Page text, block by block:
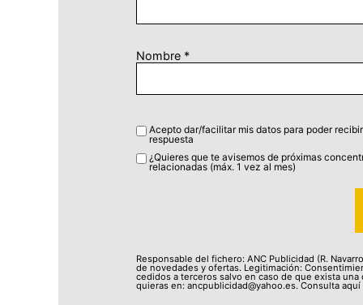
Nombre *
Acepto dar/facilitar mis datos para poder recibir
respuesta
¿Quieres que te avisemos de próximas
relacionadas (máx. 1 vez al mes)
Responsable del fichero: ANC Publicidad (R.
de novedades y ofertas. Legitimación:
cedidos a terceros salvo en caso de que exista
quieras en: ancpublicidad@yahoo.es. Consulta